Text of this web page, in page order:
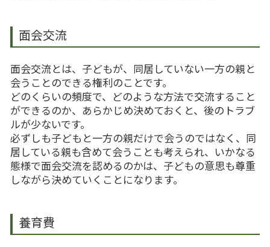
面会交流
面会交流とは、子どもが、同居していない一方の親と
会うことのできる権利のことです。
どのくらいの頻度で、どのような方法で交流すること
ができるのか、あらかじめ決めておくと、後のトラブ
ルが少ないです。
必ずしも子どもと一方の親だけで会うのではなく、同
居している親も含めて会うことも考えられ、いかなる
態様で面会交流を認めるのかは、子どもの意思も尊重
しながら決めていくことになります。
養育費